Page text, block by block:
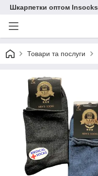
Шкарпетки оптом Insocks
Товари та послуги